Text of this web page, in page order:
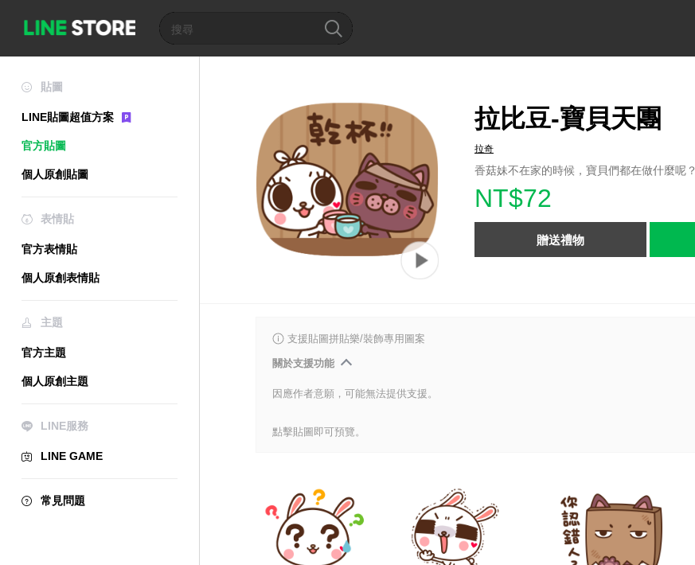
貼圖
LINE貼圖超值方案
官方貼圖
個人原創貼圖
表情貼
官方表情貼
個人原創表情貼
主題
官方主題
個人原創主題
LINE服務
LINE GAME
常見問題
拉比豆-寶貝天團
拉奇
香菇妹不在家的時候，寶貝們都在做什麼呢？
NT$72
贈送禮物
支援貼圖拼貼樂/裝飾專用圖案
關於支援功能
因應作者意願，可能無法提供支援。
點擊貼圖即可預覽。